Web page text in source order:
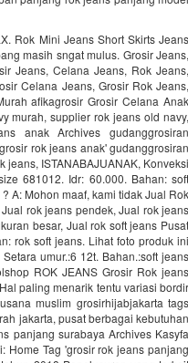
Rok Mini Jeans Short Skirts Jeans
masih sngat mulus. Grosir Jeans,
Jeans, Celana Jeans, Rok Jeans,
Celana Jeans, Grosir Rok Jeans,
afikagrosir Grosir Celana Anak
murah, supplier rok jeans old navy,
anak Archives gudanggrosiran
rok jeans anak' gudanggrosiran
ISTANABAJUANAK, Konveksi
681012. Idr: 60.000. Bahan: soft
A: Mohon maaf, kami tidak Jual Rok
rok jeans pendek, Jual rok jeans
besar, Jual rok soft jeans Pusat
rok soft jeans. Lihat foto produk ini
umur.:6 12t. Bahan.:soft jeans
ROK JEANS Grosir Rok jeans
paling menarik tentu variasi bordir
muslim grosirhijabjakarta tags
jakarta, pusat berbagai kebutuhan
panjang surabaya Archives Kasyfa
Home Tag 'grosir rok jeans panjang